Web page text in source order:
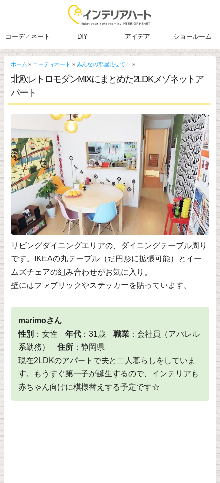
コーディネート DIY アイデア ショールーム
ホーム » コーディネート » みんなの部屋見せて！ »
北欧レトロモダンMIXにまとめた2LDKメゾネットア
パート
リビングダイニングエリアの、ダイニングテーブル周り
です。IKEAの丸テーブル（だ円形に拡張可能）とイー
ムズチェアの組み合わせがお気に入り。
壁にはファブリックやステッカーを貼っています。
marimoさん
性別 ：女性 年代：31歳 職業：会社員（アパレル
系勤務） 住所：静岡県
現在2LDKのアパートで夫と二人暮らしをしていま
す。もうすぐ第一子が誕生するので、インテリアも
赤ちゃん向けに模様替えする予定です☆